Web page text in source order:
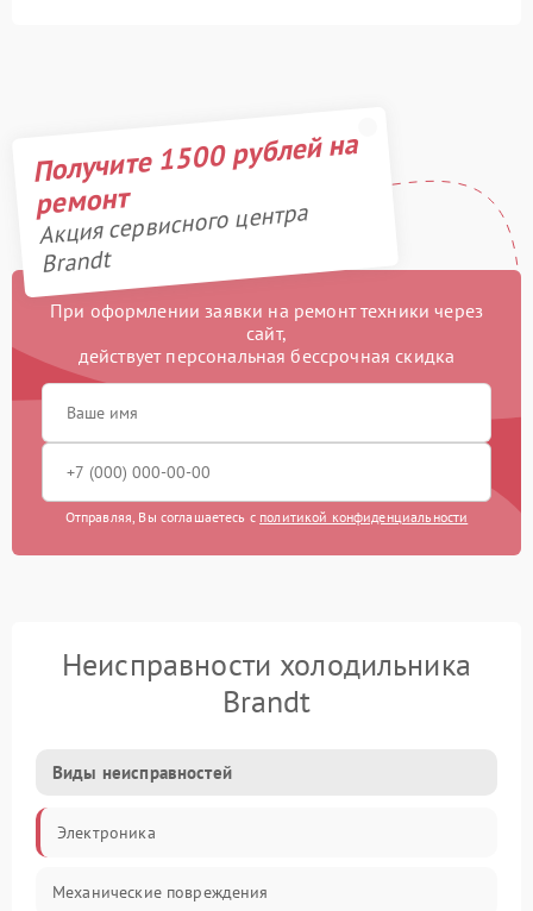
Получите 1500 рублей на
ремонт
Акция сервисного центра
Brandt
При оформлении заявки на ремонт техники через
сайт,
действует персональная бессрочная скидка
Отправляя, Вы соглашаетесь с политикой конфиденциальности
Неисправности холодильника
Brandt
Виды неисправностей
Электроника
Механические повреждения